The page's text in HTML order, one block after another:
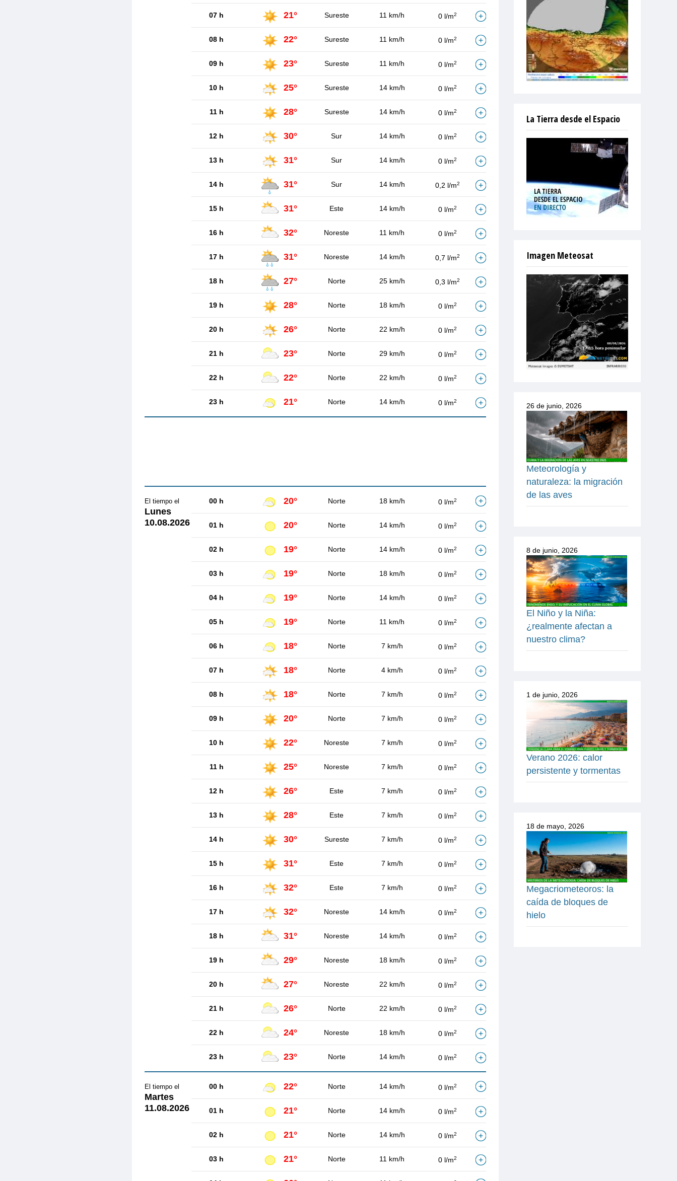
07 h 21° Sureste 11 km/h 0 l/m2
08 h 22° Sureste 11 km/h 0 l/m2
09 h 23° Sureste 11 km/h 0 l/m2
10 h 25° Sureste 14 km/h 0 l/m2
11 h 28° Sureste 14 km/h 0 l/m2
12 h 30° Sur 14 km/h 0 l/m2
13 h 31° Sur 14 km/h 0 l/m2
14 h 31° Sur 14 km/h 0,2 l/m2
15 h 31° Este 14 km/h 0 l/m2
16 h 32° Noreste 11 km/h 0 l/m2
17 h 31° Noreste 14 km/h 0,7 l/m2
18 h 27° Norte 25 km/h 0,3 l/m2
19 h 28° Norte 18 km/h 0 l/m2
20 h 26° Norte 22 km/h 0 l/m2
21 h 23° Norte 29 km/h 0 l/m2
22 h 22° Norte 22 km/h 0 l/m2
23 h 21° Norte 14 km/h 0 l/m2
El tiempo el
Lunes
10.08.2026
00 h 20° Norte 18 km/h 0 l/m2
01 h 20° Norte 14 km/h 0 l/m2
02 h 19° Norte 14 km/h 0 l/m2
03 h 19° Norte 18 km/h 0 l/m2
04 h 19° Norte 14 km/h 0 l/m2
05 h 19° Norte 11 km/h 0 l/m2
06 h 18° Norte 7 km/h 0 l/m2
07 h 18° Norte 4 km/h 0 l/m2
08 h 18° Norte 7 km/h 0 l/m2
09 h 20° Norte 7 km/h 0 l/m2
10 h 22° Noreste 7 km/h 0 l/m2
11 h 25° Noreste 7 km/h 0 l/m2
12 h 26° Este 7 km/h 0 l/m2
13 h 28° Este 7 km/h 0 l/m2
14 h 30° Sureste 7 km/h 0 l/m2
15 h 31° Este 7 km/h 0 l/m2
16 h 32° Este 7 km/h 0 l/m2
17 h 32° Noreste 14 km/h 0 l/m2
18 h 31° Noreste 14 km/h 0 l/m2
19 h 29° Noreste 18 km/h 0 l/m2
20 h 27° Noreste 22 km/h 0 l/m2
21 h 26° Norte 22 km/h 0 l/m2
22 h 24° Noreste 18 km/h 0 l/m2
23 h 23° Norte 14 km/h 0 l/m2
El tiempo el
Martes
11.08.2026
00 h 22° Norte 14 km/h 0 l/m2
01 h 21° Norte 14 km/h 0 l/m2
02 h 21° Norte 14 km/h 0 l/m2
03 h 21° Norte 11 km/h 0 l/m2
La Tierra desde el Espacio
Imagen Meteosat
26 de junio, 2026
Meteorología y
naturaleza: la migración
de las aves
8 de junio, 2026
El Niño y la Niña:
¿realmente afectan a
nuestro clima?
1 de junio, 2026
Verano 2026: calor
persistente y tormentas
18 de mayo, 2026
Megacriometeoros: la
caída de bloques de
hielo